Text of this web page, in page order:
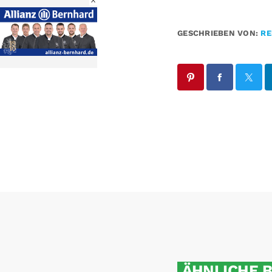
GESCHRIEBEN VON: